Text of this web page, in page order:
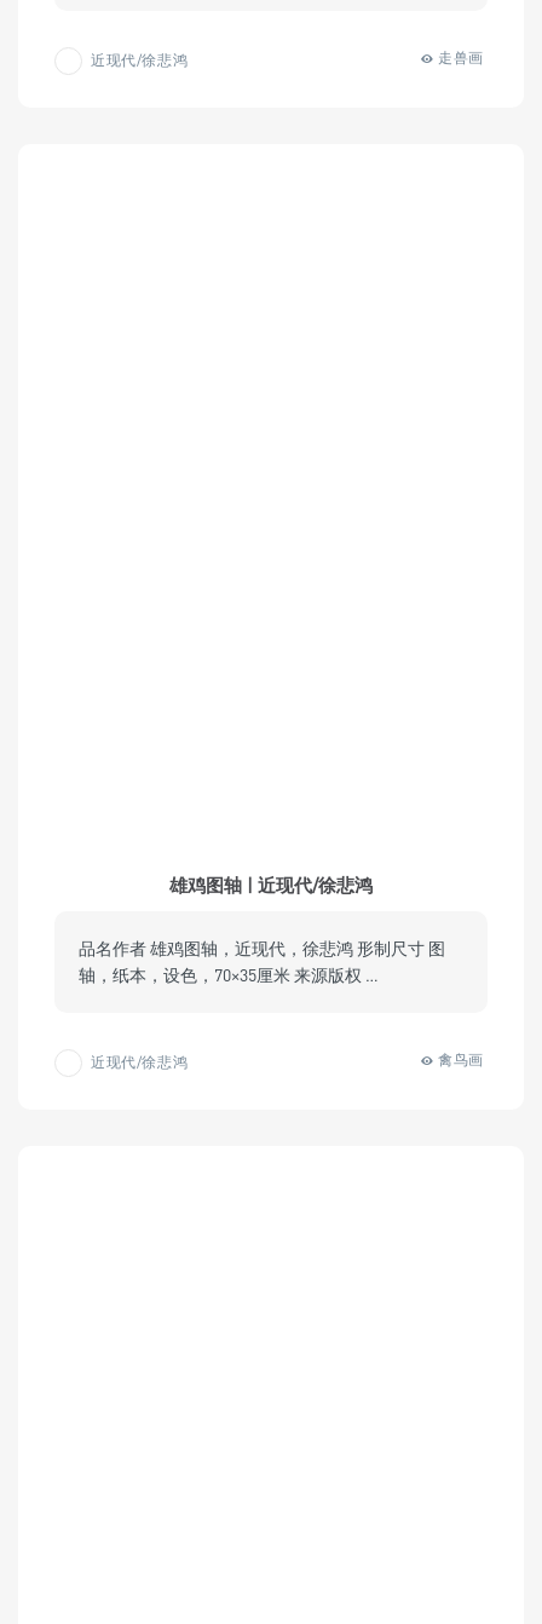
近现代/徐悲鸿 走兽画
雄鸡图轴 | 近现代/徐悲鸿
品名作者 雄鸡图轴，近现代，徐悲鸿 形制尺寸 图
轴，纸本，设色，70×35厘米 来源版权 …
近现代/徐悲鸿 禽鸟画